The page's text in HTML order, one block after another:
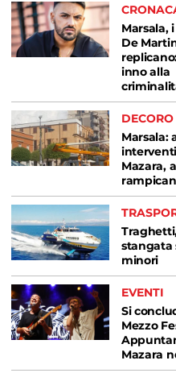
Marsala,
De
inno alla
Marsala:
Mazara,
stangata
minori
EVENTI
Si
Mezzo
Mazara